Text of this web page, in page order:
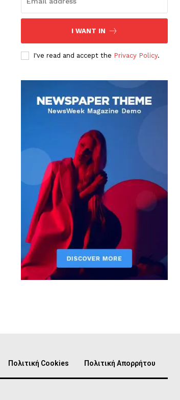
I WANT IN
I've read and accept the Privacy Policy.
Πολιτική Cookies Πολιτική Απορρήτου